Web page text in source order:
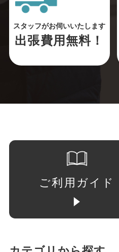
スタッフがお伺いいたします
出張費用無料！
ご利用ガイド